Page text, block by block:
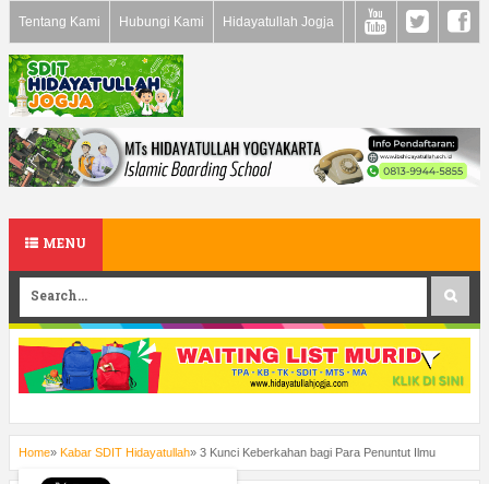
Tentang Kami Hubungi Kami Hidayatullah Jogja
MENU
Home» Kabar SDIT Hidayatullah» 3 Kunci Keberkahan bagi Para Penuntut Ilmu